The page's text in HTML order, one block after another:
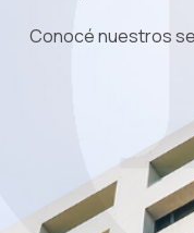
Conocé nuestros